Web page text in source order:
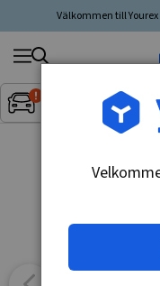
Välkommen till
Inget
Søg
produkt,
producent,